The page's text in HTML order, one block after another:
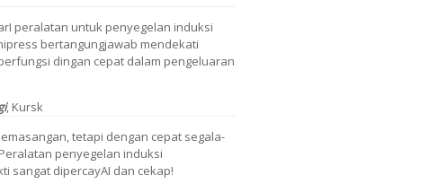
peralatan untuk penyegelan induksi
bertangungjawab mendekati
dingan cepat dalam pengeluaran
, Kursk
tetapi dengan cepat segala-
penyegelan induksi
sangat dipercayAI dan cekap!